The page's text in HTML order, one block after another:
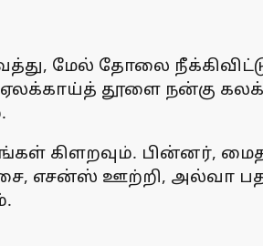
மேல் தோலை
தூளை நன்கு
கிளறவும். பின்னர்,
எசன்ஸ் ஊற்றி, அல்வா